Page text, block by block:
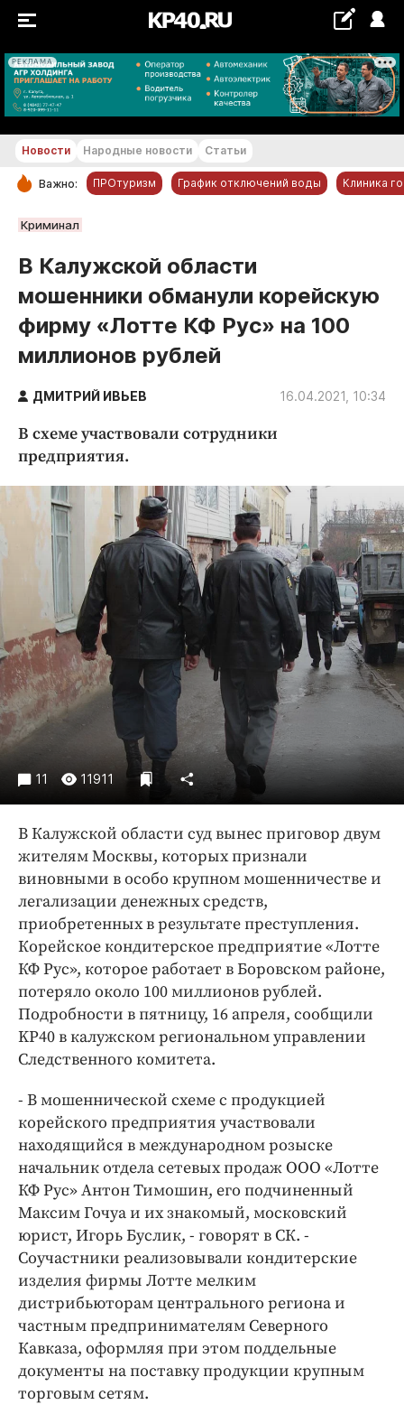
РЕКЛАМА
+29...+30 °С
РУБРИКИ
Новости компаний
Статьи
Народные новости
Авто и транспорт
Благоустройство
Культура
Недвижимость и ЖКХ
Образование
Общество
Погода
Праздники
Происшествия
Спорт
Экономика и бизнес
ПРОЕКТЫ
Издания
Медиаперсона
Клиника года
Бренд года
Работодатель года
Новости Народные новости Статьи
Важно: ПРОтуризм График отключений воды Клиника
Криминал
В Калужской области
мошенники обманули корейскую
фирму «Лотте КФ Рус» на 100
миллионов рублей
ДМИТРИЙ ИВЬЕВ 16.04.2021, 10:34
В схеме участвовали сотрудники
предприятия.
11 11911
В Калужской области суд вынес приговор двум
жителям Москвы, которых признали
виновными в особо крупном мошенничестве и
легализации денежных средств,
приобретенных в результате преступления.
Корейское кондитерское предприятие «Лотте
КФ Рус», которое работает в Боровском районе,
потеряло около 100 миллионов рублей.
Подробности в пятницу, 16 апреля, сообщили
KP40 в калужском региональном управлении
Следственного комитета.
- В мошеннической схеме с продукцией
корейского предприятия участвовали
находящийся в международном розыске
начальник отдела сетевых продаж ООО «Лотте
КФ Рус» Антон Тимошин, его подчиненный
Максим Гочуа и их знакомый, московский
юрист, Игорь Буслик, - говорят в СК. -
Соучастники реализовывали кондитерские
изделия фирмы Лотте мелким
дистрибьюторам центрального региона и
частным предпринимателям Северного
Кавказа, оформляя при этом поддельные
документы на поставку продукции крупным
торговым сетям.